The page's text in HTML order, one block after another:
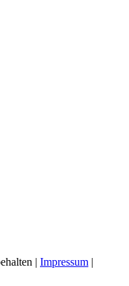
| Impressum |